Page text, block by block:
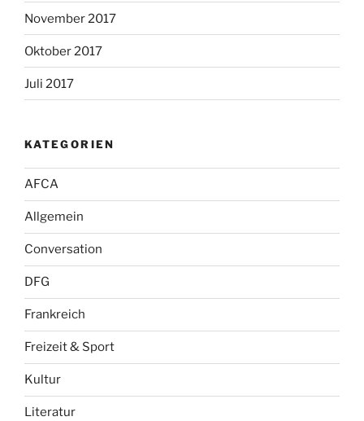
November 2017
Oktober 2017
Juli 2017
KATEGORIEN
AFCA
Allgemein
Conversation
DFG
Frankreich
Freizeit & Sport
Kultur
Literatur